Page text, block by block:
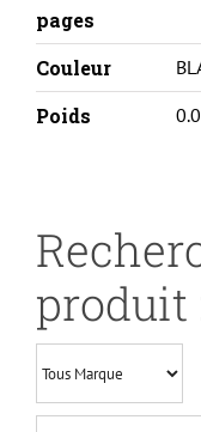
pages
Couleur
Poids
produit